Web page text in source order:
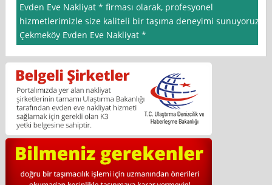
Evden Eve Nakliyat * firması olarak, profesyonel
hizmetlerimizle size kaliteli bir taşıma deneyimi sunuyoruz.
Çekmeköy Evden Eve Nakliyat *